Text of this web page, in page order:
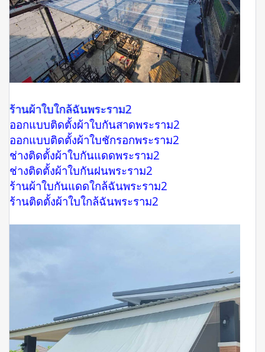
ร้านผ้าใบใกล้ฉันพระราม2
ออกแบบติดตั้งผ้าใบกันสาดพระราม2
ออกแบบติดตั้งผ้าใบชักรอกพระราม2
ช่างติดตั้งผ้าใบกันแดดพระราม2
ช่างติดตั้งผ้าใบกันฝนพระราม2
ร้านผ้าใบกันแดดใกล้ฉันพระราม2
ร้านติดตั้งผ้าใบใกล้ฉันพระราม2